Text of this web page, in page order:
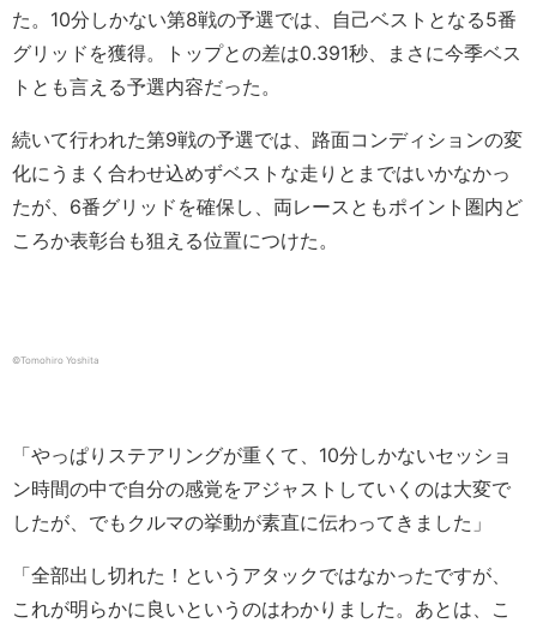
た。10分しかない第8戦の予選では、自己ベストとなる5番
グリッドを獲得。トップとの差は0.391秒、まさに今季ベス
トとも言える予選内容だった。
続いて行われた第9戦の予選では、路面コンディションの変
化にうまく合わせ込めずベストな走りとまではいかなかっ
たが、6番グリッドを確保し、両レースともポイント圏内ど
ころか表彰台も狙える位置につけた。
©︎Tomohiro Yoshita
「やっぱりステアリングが重くて、10分しかないセッショ
ン時間の中で自分の感覚をアジャストしていくのは大変で
したが、でもクルマの挙動が素直に伝わってきました」
「全部出し切れた！というアタックではなかったですが、
これが明らかに良いというのはわかりました。あとは、こ